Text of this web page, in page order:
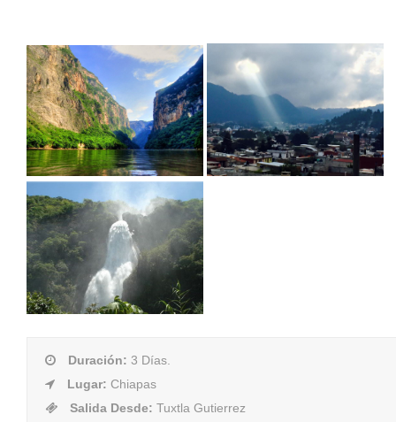
Duración: 3 Días.
Lugar: Chiapas
Salida Desde: Tuxtla Gutierrez